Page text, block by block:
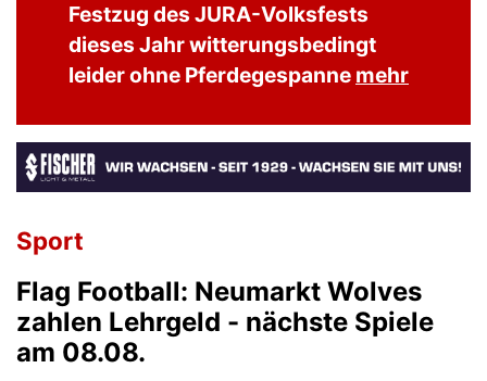
Festzug des JURA-Volksfests
dieses Jahr witterungsbedingt
leider ohne Pferdegespanne mehr
Sport
Flag Football: Neumarkt Wolves
zahlen Lehrgeld - nächste Spiele
am 08.08.